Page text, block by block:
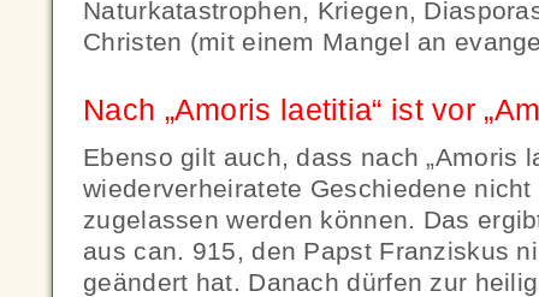
Naturkatastrophen, Kriegen,
Christen (mit einem Mangel an
Nach „Amoris laetitia“ ist vor
Ebenso gilt auch, dass nach „Amoris
wiederverheiratete Geschiedene
zugelassen werden können. Das
aus can. 915, den Papst Franziskus
geändert hat. Danach dürfen zur